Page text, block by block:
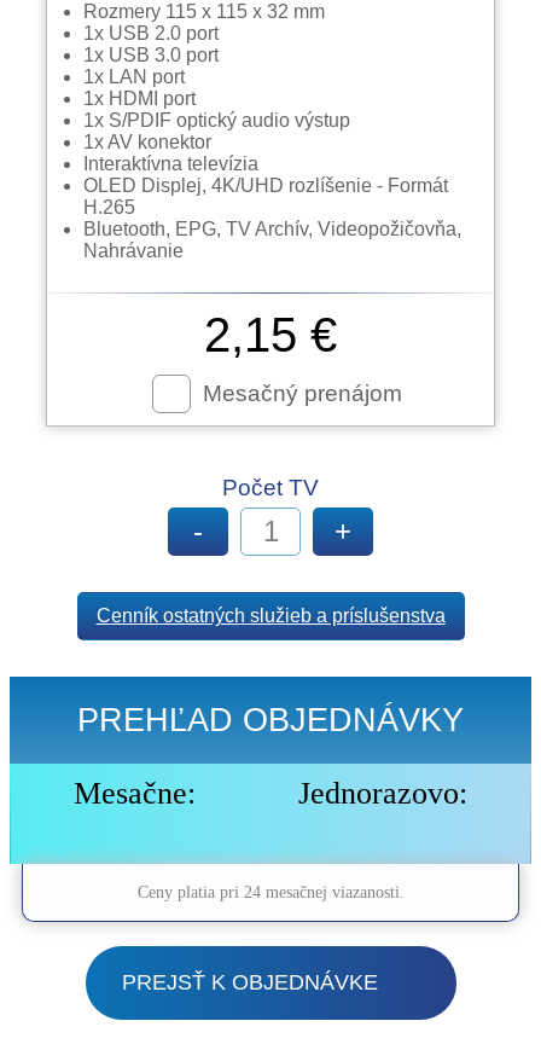
Rozmery 115 x 115 x 32 mm
1x USB 2.0 port
1x USB 3.0 port
1x LAN port
1x HDMI port
1x S/PDIF optický audio výstup
1x AV konektor
Interaktívna televízia
OLED Displej, 4K/UHD rozlíšenie - Formát
H.265
Bluetooth, EPG, TV Archív, Videopožičovňa,
Nahrávanie
2,15 €
Mesačný prenájom
Počet TV
- +
Cenník ostatných služieb a príslušenstva
PREHĽAD OBJEDNÁVKY
Mesačne: Jednorazovo:
Ceny platia pri 24 mesačnej viazanosti.
PREJSŤ K OBJEDNÁVKE